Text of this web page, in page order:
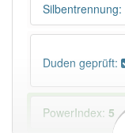
Silbentrennung:
Duden geprüft:
PowerIndex: 5